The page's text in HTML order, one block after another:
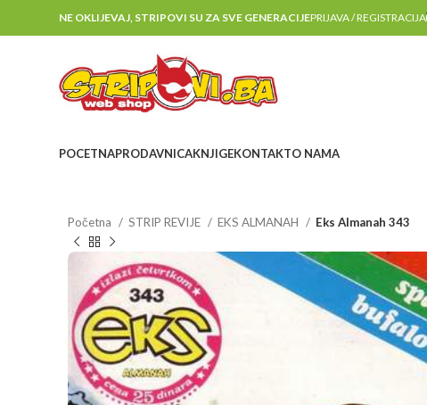
NE OKLIJEVAJ, STRIPOVI SU ZA SVE GENERACIJEPRIJAVA / REGISTRACIJA
POCETNAPRODAVNICAKNJIGEKONTAKTO NAMA
Početna STRIP REVIJE EKS ALMANAH Eks Almanah 343